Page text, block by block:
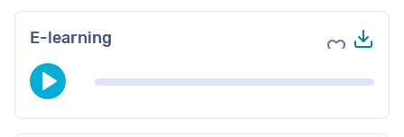
E-learning Ajouter